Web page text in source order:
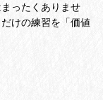
ったくありませ
けの練習を「価値